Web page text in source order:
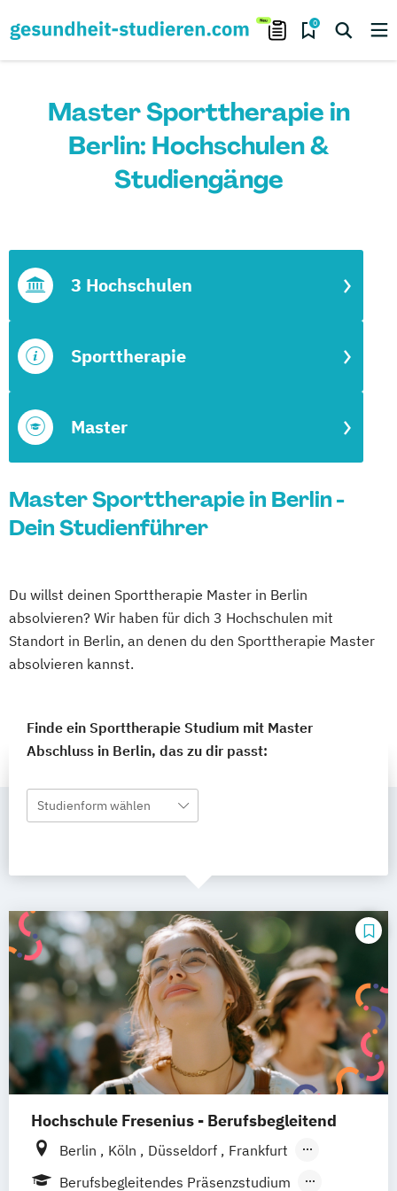
0
Master Sporttherapie in
Berlin: Hochschulen &
Studiengänge
Master
Sporttherapie
3 Hochschulen
Master Sporttherapie in Berlin -
Dein Studienführer
Du willst deinen Sporttherapie Master in Berlin
absolvieren? Wir haben für dich 3 Hochschulen mit
Standort in Berlin, an denen du den Sporttherapie Master
absolvieren kannst.
Finde ein Sporttherapie Studium mit Master
Abschluss in Berlin, das zu dir passt:
Studienform wählen
Hochschule Fresenius - Berufsbegleitend
Berlin Köln Düsseldorf
Frankfurt
Hamburg
Idstein München
Wiesbaden
Berufsbegleitendes Präsenzstudium